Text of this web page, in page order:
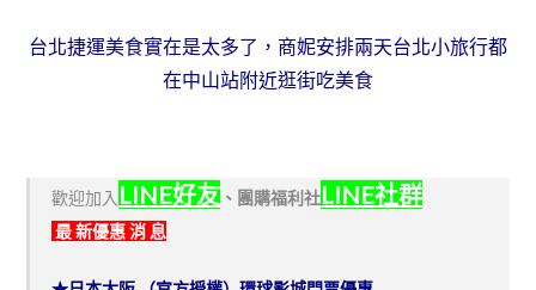
台北捷運美食實在是太多了，商妮安排兩天台北小旅行都
在中山站附近逛街吃美食
歡迎加入 LINE好友 、 團購福利社LINE社群
最 新優惠 消 息